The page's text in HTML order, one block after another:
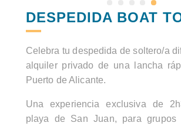
DESPEDIDA BOAT
Celebra tu despedida de soltero/a
alquiler privado de una lancha
Puerto de Alicante.
Una experiencia exclusiva de
playa de San Juan, para grupos